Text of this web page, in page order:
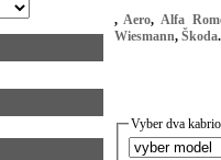
, Aero, Alfa
Wiesmann, Škoda.
Vyber dva